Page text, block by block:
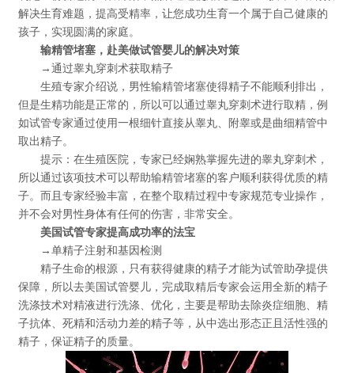
解决生育难题，提高受精率，让您成功生育一个属于自己健康的
孩子，实现圆满的家庭。
输精管堵塞，赴美做试管婴儿的解决对策
→通过睾丸穿刺术获取精子
生殖专家介绍说，男性输精管堵塞使得精子不能顺利排出，
但是生精功能是正常的，所以可以通过睾丸穿刺术进行取精，例
如试管专家通过使用一根细针直接从睾丸、附睾或是曲细精管中
取出精子。
提示：在生殖医院，专家已经娴熟掌握先进的睾丸穿刺术，
所以通过该项技术可以帮助输精管堵塞的客户顺利获得优质的精
子。而且专家经验丰富，在整个取精过程中专家规范专业操作，
并不会对男性身体有任何的伤害，非常安全。
美国试管专家提高成功率的法宝
→单精子注射和基因检测
精子生命的根源，只有获得健康的精子才能为试管助孕提供
保障，所以去美国试管婴儿，完成取精后专家会运用全新的精子
洗涤技术对精液进行洗涤、优化，主要是帮助去除炎症细胞、精
子抗体、死精和活动力差的精子等，从中选出形态正且活性强的
精子，保证精子的质量。